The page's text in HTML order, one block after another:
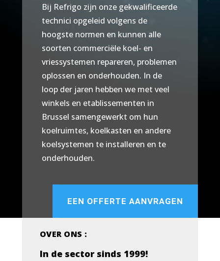
Bij Refrigo zijn onze gekwalificeerde
technici opgeleid volgens de
hoogste normen en kunnen alle
soorten commerciële koel- en
vriessystemen repareren, problemen
oplossen en onderhouden. In de
loop der jaren hebben we met veel
winkels en etablissementen in
Brussel samengewerkt om hun
koelruimtes, koelkasten en andere
koelsystemen te installeren en te
onderhouden.
EEN OFFERTE AANVRAGEN
OVER ONS :
In de sector sinds 1999!